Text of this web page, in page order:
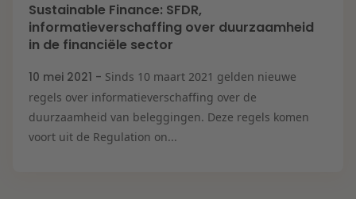
Sustainable Finance: SFDR,
informatieverschaffing over duurzaamheid
in de financiële sector
10 mei 2021 - Sinds 10 maart 2021 gelden nieuwe
regels over informatieverschaffing over de
duurzaamheid van beleggingen. Deze regels komen
voort uit de Regulation on...